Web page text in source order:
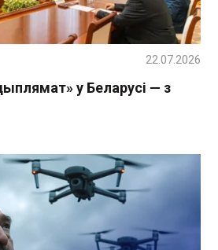
у Беларусі — з
22.07.2026